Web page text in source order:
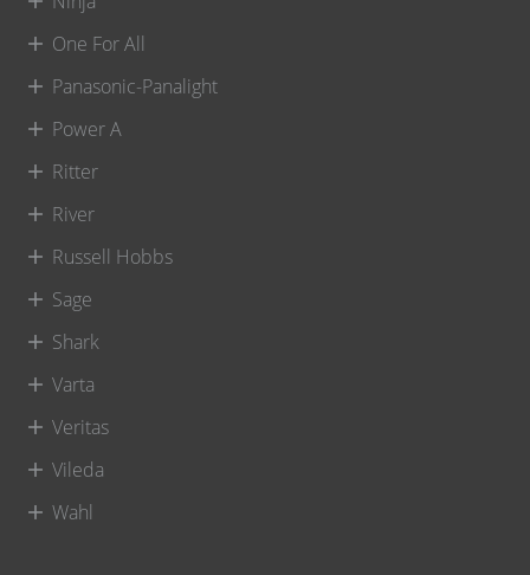
One For All
Panasonic-Panalight
Power A
Ritter
River
Russell Hobbs
Sage
Shark
Varta
Veritas
Vileda
Wahl